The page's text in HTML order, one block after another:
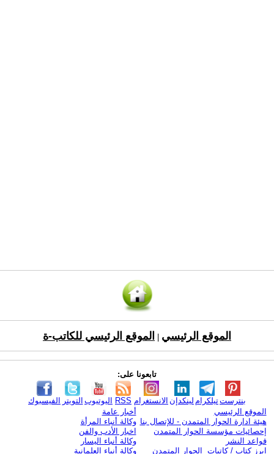
الموقع الرئيسي الموقع الرئيسي للكاتب-ة
تابعونا على:
الفيسبوك التويتر اليوتيوب RSS الانستغرام لينكدإن تيلكرامبنترست
الموقع الرئيسي
هيئة ادارة الحوار المتمدن - للإتصال بنا
إحصائيات مؤسسة الحوار المتمدن
قواعد النشر
ابرز كتاب / كاتبات الحوار المتمدن
أخبار عامة
وكالة أنباء المرأة
اخبار الأدب والفن
وكالة أنباء اليسار
وكالة أنباء العلمانية